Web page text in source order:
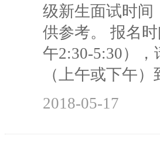
级新生面试时间
供参考。 报名
午2:30-5:30）
（上午或下午
2018-05-17